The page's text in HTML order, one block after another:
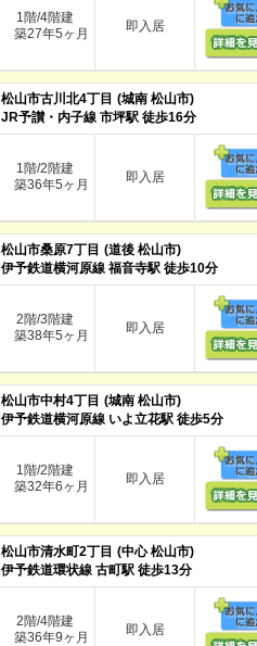
1階/4階建
築27年5ヶ月
即入居
松山市古川北4丁目 (城南 松山市)
JR予讃・内子線 市坪駅 徒歩16分
1階/2階建
築36年5ヶ月
即入居
松山市桑原7丁目 (道後 松山市)
伊予鉄道横河原線 福音寺駅 徒歩10分
2階/3階建
築38年5ヶ月
即入居
松山市中村4丁目 (城南 松山市)
伊予鉄道横河原線 いよ立花駅 徒歩5分
1階/2階建
築32年6ヶ月
即入居
松山市清水町2丁目 (中心 松山市)
伊予鉄道環状線 古町駅 徒歩13分
2階/4階建
築36年9ヶ月
即入居